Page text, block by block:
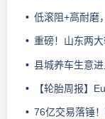
低滚阻+高耐磨
重磅！山东两
县城养车生意进
【轮胎周报】Euro 7法规将至
76亿交易落锤